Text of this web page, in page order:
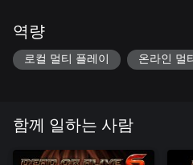
역량
로컬 멀티 플레이 온라인 멀
함께 일하는 사람